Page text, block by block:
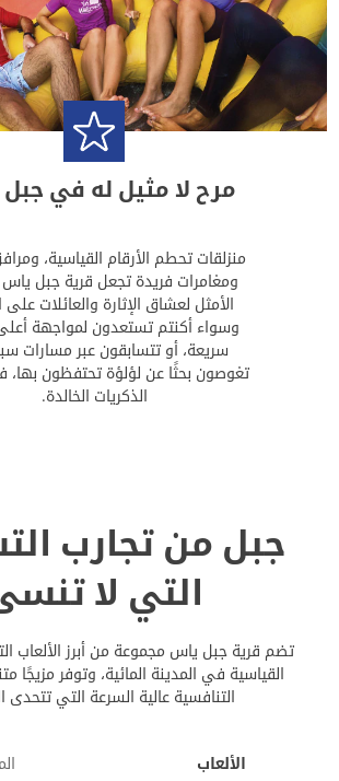
مرح لا مثيل له في
منزلقات تحطم الأرقام القياسية،
ومغامرات فريدة تجعل قرية جبل
الأمثل لعشاق الإثارة والعائلات
وسواء أكنتم تستعدون لمواجهة
سريعة، أو تتسابقون عبر مسارات
تغوصون بحثًا عن لؤلؤة تحتفظون بها،
الذكريات الخالدة.
جبل من تجارب
التي لا
تضم قرية جبل ياس مجموعة من أبرز الألعاب
القياسية في المدينة المائية، وتوفر مزيجًا
التنافسية عالية السرعة التي تتحدى
الألعاب